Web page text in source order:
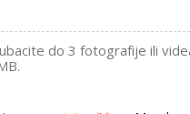
do 3 fotografije ili